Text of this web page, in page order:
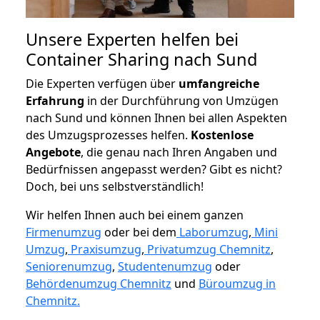
Unsere Experten helfen bei
Container Sharing nach Sund
Die Experten verfügen über umfangreiche
Erfahrung in der Durchführung von Umzügen
nach Sund und können Ihnen bei allen Aspekten
des Umzugsprozesses helfen. Kostenlose
Angebote, die genau nach Ihren Angaben und
Bedürfnissen angepasst werden? Gibt es nicht?
Doch, bei uns selbstverständlich!
Wir helfen Ihnen auch bei einem ganzen
Firmenumzug oder bei dem Laborumzug, Mini
Umzug, Praxisumzug, Privatumzug Chemnitz,
Seniorenumzug, Studentenumzug oder
Behördenumzug Chemnitz und Büroumzug in
Chemnitz.